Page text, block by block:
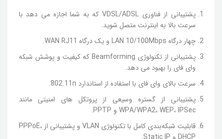
پشتیبانی از فناوری VDSL/ADSL که به شما اجازه می دهد با
سرعت بالا به اینترنت متصل شوید.
چهار درگاه LAN 10/100Mbps و یک درگاه WAN RJ11.
پشتیبانی از تکنولوژی Beamforming که کیفیت و پوشش شبکه
وای فای را بهبود می دهد.
سرعت بالای وای فای با استفاده از استاندارد 802.11n.
پشتیبانی از گستره وسیعی از پروتکل های امنیتی مانند
WPA/WPA2، WEP، IPSec و PPTP.
قابلیت شبکه‌بندی کامل با تکنولوژی VLAN و پشتیبانی از PPPoE،